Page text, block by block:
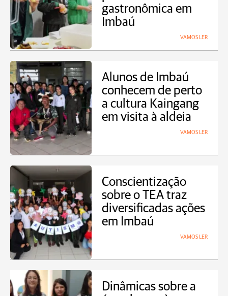
gastronômica em
Imbaú
VAMOS LER
Alunos de Imbaú
conhecem de perto
a cultura Kaingang
em visita à aldeia
VAMOS LER
Conscientização
sobre o TEA traz
diversificadas ações
em Imbaú
VAMOS LER
Dinâmicas sobre a